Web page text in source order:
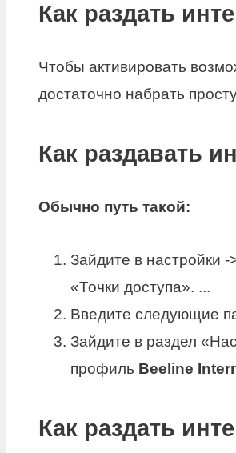
Как раздать
Чтобы активировать
достаточно набрать
Как раздавать
Обычно путь такой:
Зайдите в настройки
«Точки доступа». ...
Введите следующие
Зайдите в раздел
профиль Beeline
Как раздать